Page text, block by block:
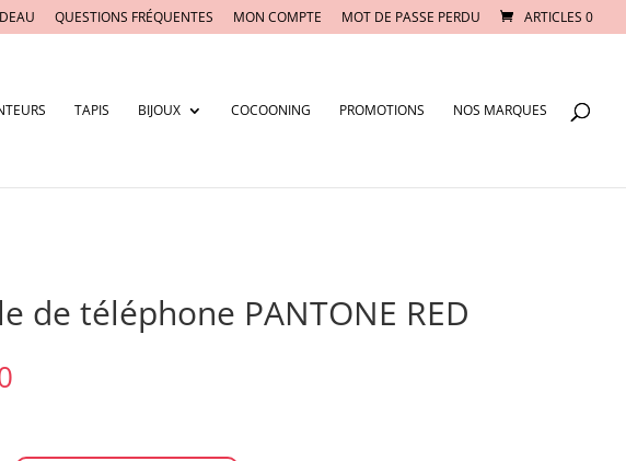
QUESTIONS FRÉQUENTES MON COMPTE MOT DE PASSE PERDU ARTICLES 0
TAPIS BIJOUX COCOONING PROMOTIONS NOS MARQUES
de téléphone PANTONE RED